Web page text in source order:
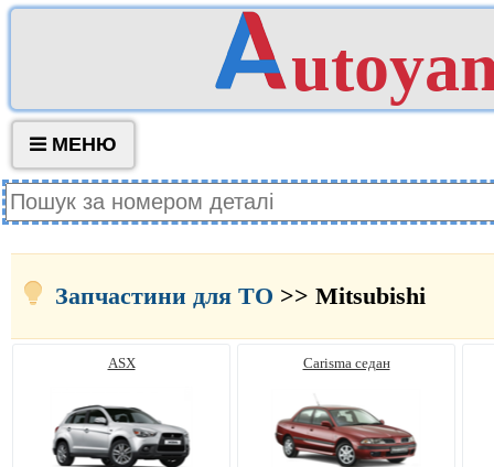
МЕНЮ
Запчастини для ТО >> Mitsubishi
ASX Carisma седан